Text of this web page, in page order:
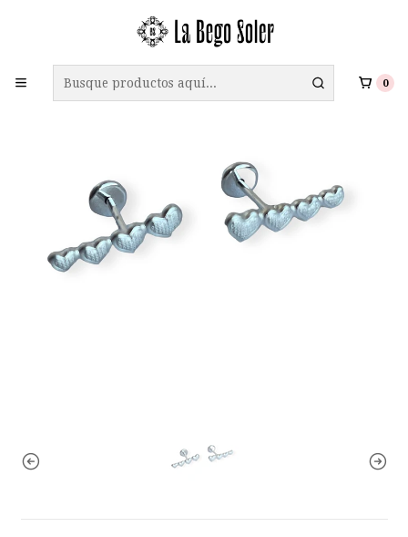
0
ENVÍO GRATIS A TODO CHILE EN COMPRAS SOBRE $69.990